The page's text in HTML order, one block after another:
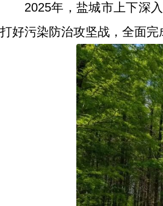
2025年，盐城市上下深
打好污染防治攻坚战，全面完